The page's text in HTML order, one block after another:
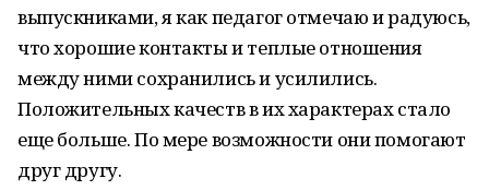
выпускниками, я как педагог отмечаю и радуюсь,
что хорошие контакты и теплые отношения
между ними сохранились и усилились.
Положительных качеств в их характерах стало
еще больше. По мере возможности они помогают
друг другу.